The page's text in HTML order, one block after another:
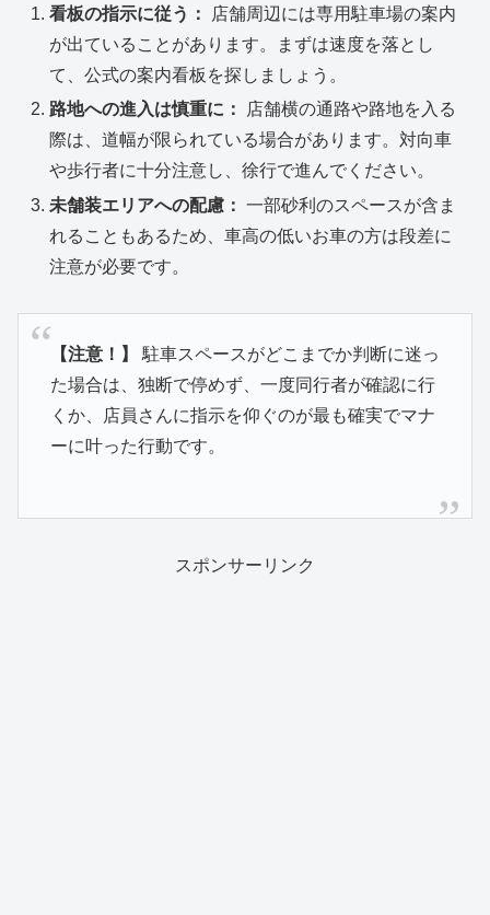
看板の指示に従う：
店舗周辺には専用駐車場の案内
が出ていることがあります。まずは速度を落とし
て、公式の案内看板を探しましょう。
路地への進入は慎重に：
店舗横の通路や路地を入る
際は、道幅が限られている場合があります。対向車
や歩行者に十分注意し、徐行で進んでください。
未舗装エリアへの配慮： 一部砂利のスペースが含ま
れることもあるため、車高の低いお車の方は段差に
注意が必要です。
【注意！】
駐車スペースがどこまでか判断に迷っ
た場合は、独断で停めず、一度同行者が確認に行
くか、店員さんに指示を仰ぐのが最も確実でマナ
ーに叶った行動です。
スポンサーリンク